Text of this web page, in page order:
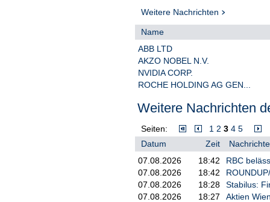
Vergleichsweise gut hielt sich
Roche , das um fast sechs
Brustkrebsmittel Giredestrant
Brustkrebs in frühem Stadium
von Vontobel fest. Die Daten
Weitere Nachrichten
Name
ABB LTD
AKZO NOBEL N.V.
NVIDIA CORP.
ROCHE HOLDING AG GEN...
Weitere Nachrichten
Seiten: 1 2 3 4 5
Datum
Zeit
07.08.2026
18:42
RBC
07.08.2026
18:42
07.08.2026
18:28
Stabilus:
07.08.2026
18:27
Aktien